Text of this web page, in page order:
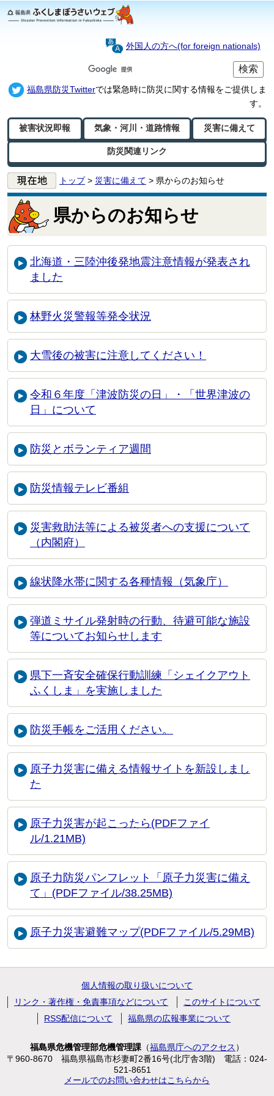
外国人の方へ(for foreign nationals)
福島県防災Twitterでは緊急時に防災に関する情報をご提供しま
す。
被害状況即報 気象・河川・ 道路情報 災害に備えて
防災関連リンク
トップ> 災害に備えて > 県からのお知らせ
県からのお知らせ
北海道・三陸沖後発地震注意情報が発表され
ました
林野火災警報等発令状況
大雪後の被害に注意してください！
令和６年度「津波防災の日」・「世界津波の
日」について
防災とボランティア週間
防災情報テレビ番組
災害救助法等による被災者への支援について
（内閣府）
線状降水帯に関する各種情報（気象庁）
弾道ミサイル発射時の行動、待避可能な施設
等についてお知らせします
県下一斉安全確保行動訓練「シェイクアウト
ふくしま」を実施しました
防災手帳をご活用ください。
原子力災害に備える情報サイトを新設しまし
た
原子力災害が起こったら(PDFファイ
ル/1.21MB)
原子力防災パンフレット「原子力災害に備え
て」(PDFファイル/38.25MB)
原子力災害避難マップ(PDFファイル/5.29MB)
個人情報の取り扱いについて
リンク・著作権・免責事項などについて
このサイトについて
RSS配信について
福島県の広報事業について
福島県危機管理部危機管理課 （福島県庁へのアクセス ）
〒960-8670 福島県福島市杉妻町2番16号(北庁舎3階)
電話：024-
521-8651
メールでのお問い合わせはこちらから